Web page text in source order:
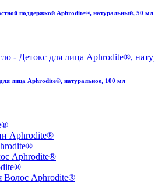
поддержкой Aphrodite®, натуральный, 50 мл
лица Aphrodite®, натуральное, 100 мл
Aphrodite®
Aphrodite®
Волос Aphrodite®